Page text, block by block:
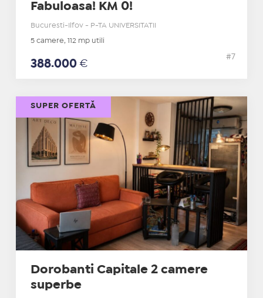
Fabuloasa! KM 0!
Bucuresti-Ilfov - P-TA UNIVERSITATII
5 camere, 112 mp utili
388.000 €
#7
Dorobanti Capitale 2 camere
superbe
SUPER OFERTĂ